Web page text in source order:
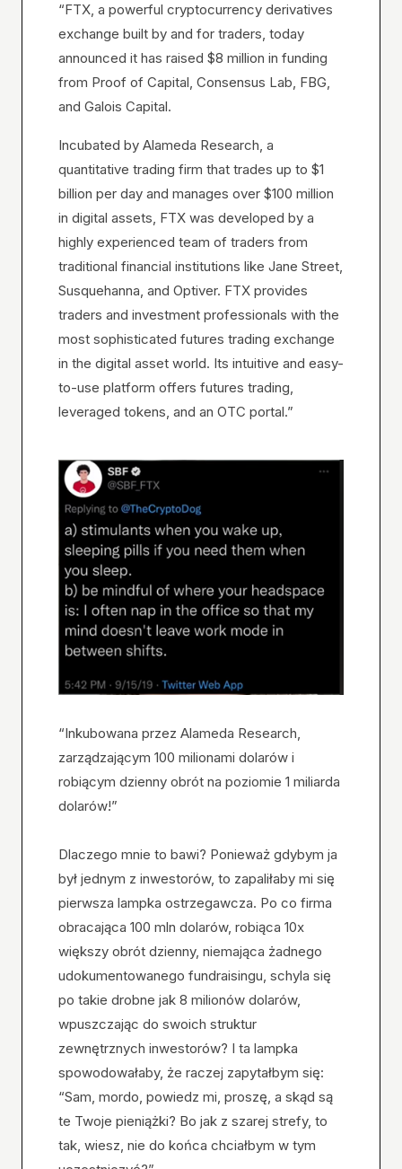
“FTX, a powerful cryptocurrency derivatives
exchange built by and for traders, today
announced it has raised $8 million in funding
from Proof of Capital, Consensus Lab, FBG,
and Galois Capital.
Incubated by Alameda Research, a
quantitative trading firm that trades up to $1
billion per day and manages over $100 million
in digital assets, FTX was developed by a
highly experienced team of traders from
traditional financial institutions like Jane Street,
Susquehanna, and Optiver. FTX provides
traders and investment professionals with the
most sophisticated futures trading exchange
in the digital asset world. Its intuitive and easy-
to-use platform offers futures trading,
leveraged tokens, and an OTC portal.”
“Inkubowana przez Alameda Research,
zarządzającym 100 milionami dolarów i
robiącym dzienny obrót na poziomie 1 miliarda
dolarów!”
Dlaczego mnie to bawi? Ponieważ gdybym ja
był jednym z inwestorów, to zapaliłaby mi się
pierwsza lampka ostrzegawcza. Po co firma
obracająca 100 mln dolarów, robiąca 10x
większy obrót dzienny, niemająca żadnego
udokumentowanego fundraisingu, schyla się
po takie drobne jak 8 milionów dolarów,
wpuszczając do swoich struktur
zewnętrznych inwestorów? I ta lampka
spowodowałaby, że raczej zapytałbym się:
“Sam, mordo, powiedz mi, proszę, a skąd są
te Twoje pieniążki? Bo jak z szarej strefy, to
tak, wiesz, nie do końca chciałbym w tym